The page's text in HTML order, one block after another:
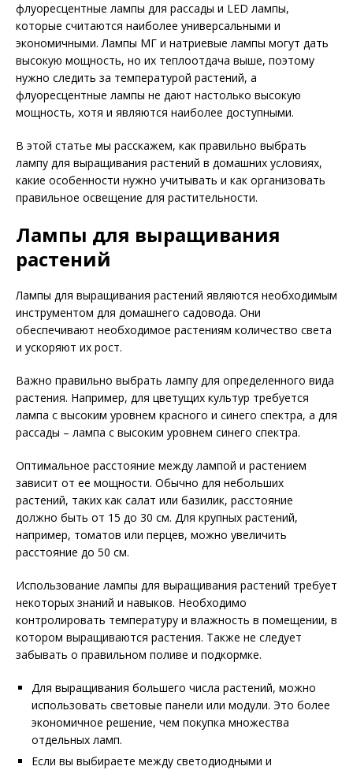
флуоресцентные лампы для рассады и LED лампы,
которые считаются наиболее универсальными и
экономичными. Лампы МГ и натриевые лампы могут дать
высокую мощность, но их теплоотдача выше, поэтому
нужно следить за температурой растений, а
флуоресцентные лампы не дают настолько высокую
мощность, хотя и являются наиболее доступными.
В этой статье мы расскажем, как правильно выбрать
лампу для выращивания растений в домашних условиях,
какие особенности нужно учитывать и как организовать
правильное освещение для растительности.
Лампы для выращивания
растений
Лампы для выращивания растений являются необходимым
инструментом для домашнего садовода. Они
обеспечивают необходимое растениям количество света
и ускоряют их рост.
Важно правильно выбрать лампу для определенного вида
растения. Например, для цветущих культур требуется
лампа с высоким уровнем красного и синего спектра, а для
рассады – лампа с высоким уровнем синего спектра.
Оптимальное расстояние между лампой и растением
зависит от ее мощности. Обычно для небольших
растений, таких как салат или базилик, расстояние
должно быть от 15 до 30 см. Для крупных растений,
например, томатов или перцев, можно увеличить
расстояние до 50 см.
Использование лампы для выращивания растений требует
некоторых знаний и навыков. Необходимо
контролировать температуру и влажность в помещении, в
котором выращиваются растения. Также не следует
забывать о правильном поливе и подкормке.
Для выращивания большего числа растений, можно
использовать световые панели или модули. Это более
экономичное решение, чем покупка множества
отдельных ламп.
Если вы выбираете между светодиодными и